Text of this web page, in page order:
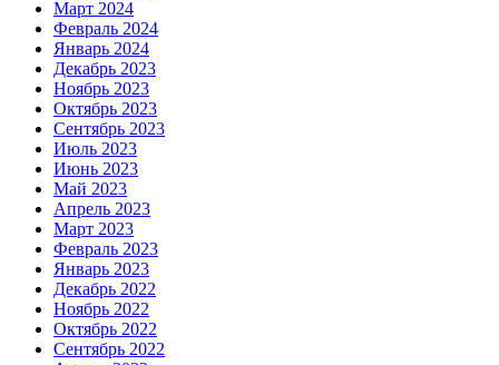
Март 2024
Февраль 2024
Январь 2024
Декабрь 2023
Ноябрь 2023
Октябрь 2023
Сентябрь 2023
Июль 2023
Июнь 2023
Май 2023
Апрель 2023
Март 2023
Февраль 2023
Январь 2023
Декабрь 2022
Ноябрь 2022
Октябрь 2022
Сентябрь 2022